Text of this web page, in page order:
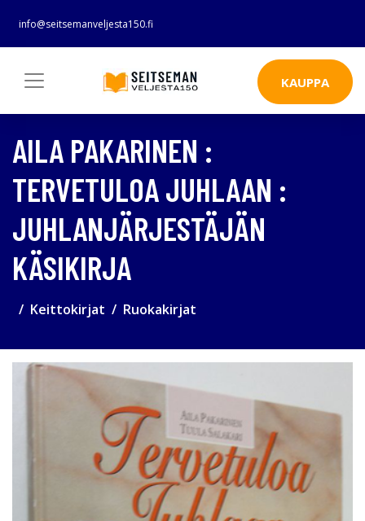
info@seitsemanveljesta150.fi
KAUPPA
AILA PAKARINEN :
TERVETULOA JUHLAAN :
JUHLANJÄRJESTÄJÄN
KÄSIKIRJA
Keittokirjat Ruokakirjat